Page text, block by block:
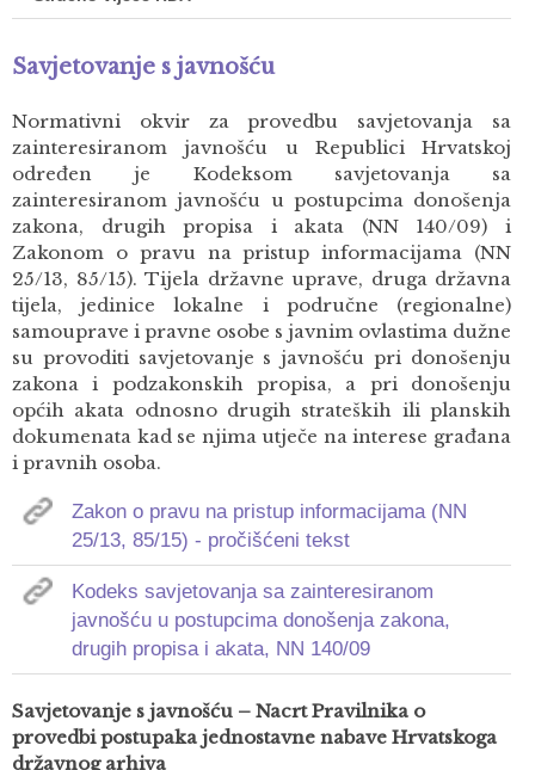
Savjetovanje s javnošću
Normativni okvir za provedbu savjetovanja sa
zainteresiranom javnošću u Republici Hrvatskoj
određen je Kodeksom savjetovanja sa
zainteresiranom javnošću u postupcima donošenja
zakona, drugih propisa i akata (NN 140/09) i
Zakonom o pravu na pristup informacijama (NN
25/13, 85/15). Tijela državne uprave, druga državna
tijela, jedinice lokalne i područne (regionalne)
samouprave i pravne osobe s javnim ovlastima dužne
su provoditi savjetovanje s javnošću pri donošenju
zakona i podzakonskih propisa, a pri donošenju
općih akata odnosno drugih strateških ili planskih
dokumenata kad se njima utječe na interese građana
i pravnih osoba.
Zakon o pravu na pristup informacijama (NN
25/13, 85/15) - pročišćeni tekst
Kodeks savjetovanja sa zainteresiranom
javnošću u postupcima donošenja zakona,
drugih propisa i akata, NN 140/09
Savjetovanje s javnošću – Nacrt Pravilnika o
provedbi postupaka jednostavne nabave Hrvatskoga
državnog arhiva